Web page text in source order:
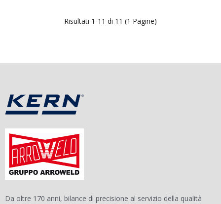
Risultati 1-11 di 11 (1 Pagine)
Da oltre 170 anni, bilance di precisione al servizio della qualità